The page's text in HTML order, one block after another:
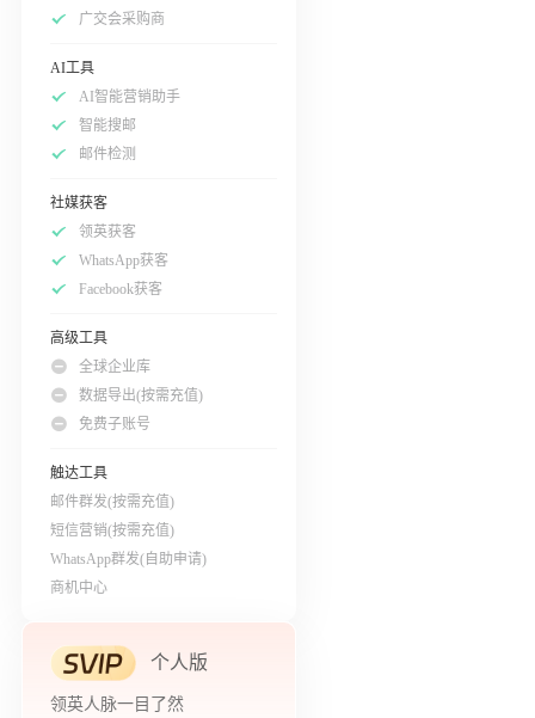
广交会采购商
AI工具
AI智能营销助手
智能搜邮
邮件检测
社媒获客
领英获客
WhatsApp获客
Facebook获客
高级工具
全球企业库
数据导出(按需充值)
免费子账号
触达工具
邮件群发(按需充值)
短信营销(按需充值)
WhatsApp群发(自助申请)
商机中心
个人版
领英人脉一目了然